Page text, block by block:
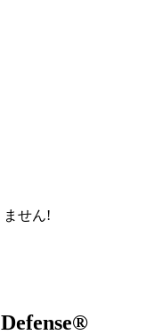
ません!